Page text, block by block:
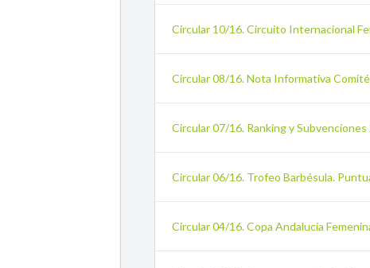
Circular 10/16. Circuito Internacional
Circular 08/16. Nota Informativa
Circular 07/16. Ranking y
Circular 06/16. Trofeo Barbésula.
Circular 04/16. Copa Andalucía